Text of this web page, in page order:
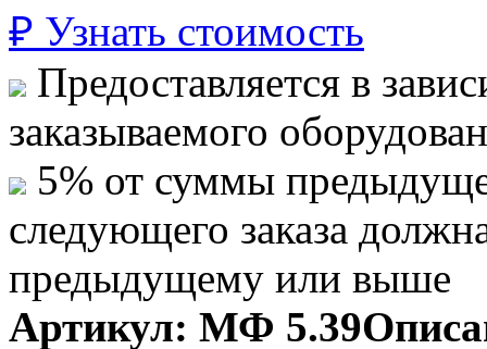
₽ Узнать стоимость
Предоставляется в
заказываемого
5% от суммы
следующего заказа
предыдущему или выше
Артикул: МФ 5.39